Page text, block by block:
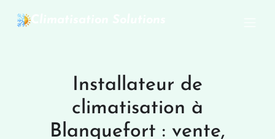
Installateur de
climatisation à
Blanquefort : vente,